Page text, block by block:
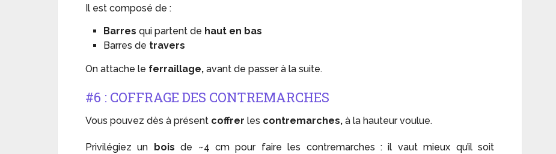
Il est composé de :
Barres qui partent de haut en bas
Barres de travers
On attache le ferraillage, avant de passer à la suite.
#6 : COFFRAGE DES CONTREMARCHES
Vous pouvez dès à présent coffrer les contremarches, à la hauteur voulue.
Privilégiez un bois de ~4 cm pour faire les contremarches : il vaut mieux qu’il soit